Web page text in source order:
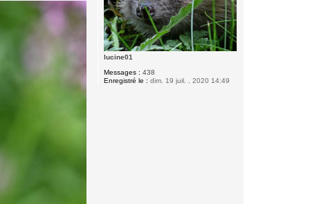
lucine01
Messages : 438
Enregistré le : dim. 19 juil. , 2020 14:49